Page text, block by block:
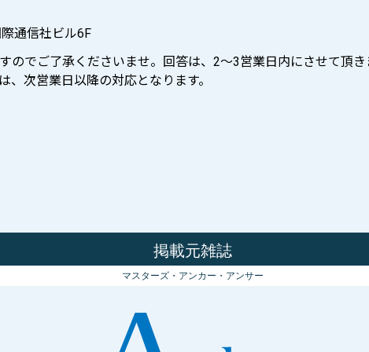
通信社ビル6F
のでご了承くださいませ。回答は、2〜3営業日内にさせて頂き
次営業日以降の対応となります。
掲載元雑誌
マスターズ・アンカー・アンサー